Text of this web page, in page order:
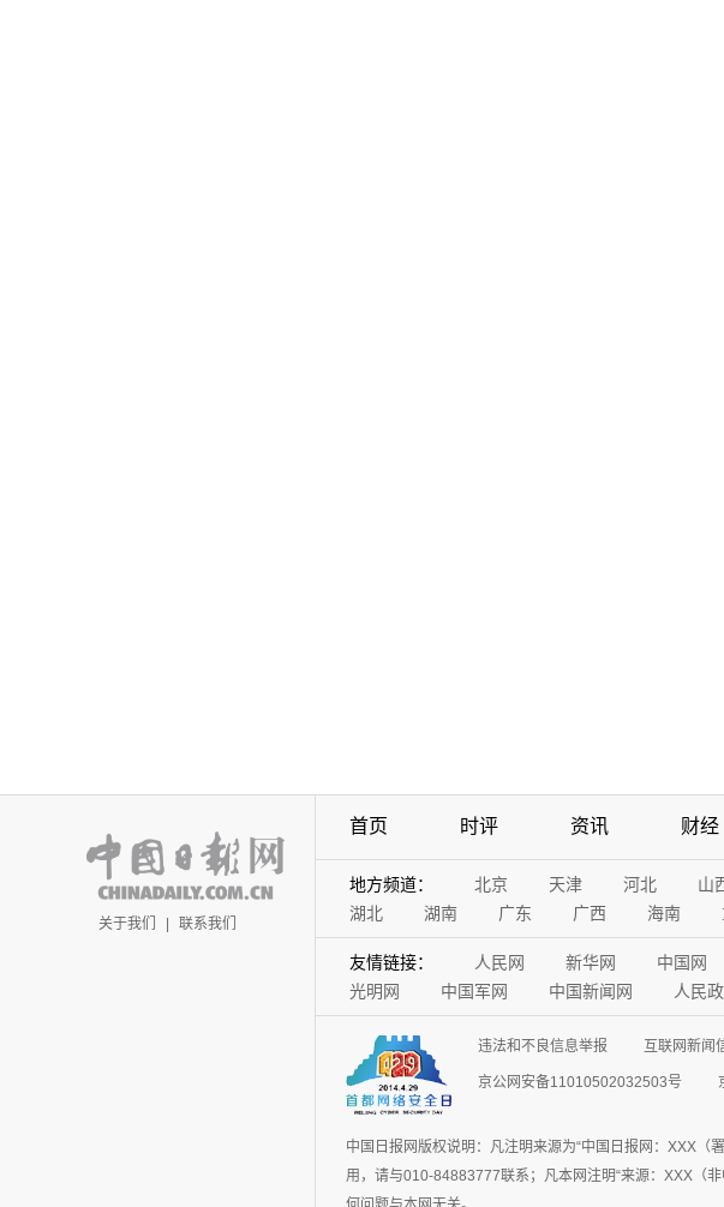
关于我们 | 联系我们
首页 时评 资讯 财经
地方频道： 北京 天津 河北 山
湖北
湖南 广东 广西 海南
友情链接： 人民网 新华网 中国网
光明网
中国军网 中国新闻网 人民
违法和不良信息举报 互联网新闻
京公网安备11010502032503号
中国日报网版权说明：凡注明来源为“中国日报网：XXX
用，请与010-84883777联系；凡本网注明“来源：XXX（